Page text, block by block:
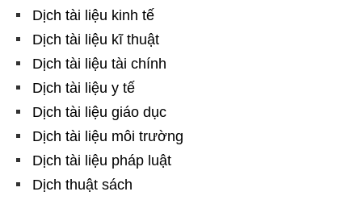
Dịch tài liệu kinh tế
Dịch tài liệu kĩ thuật
Dịch tài liệu tài chính
Dịch tài liệu y tế
Dịch tài liệu giáo dục
Dịch tài liệu môi trường
Dịch tài liệu pháp luật
Dịch thuật sách